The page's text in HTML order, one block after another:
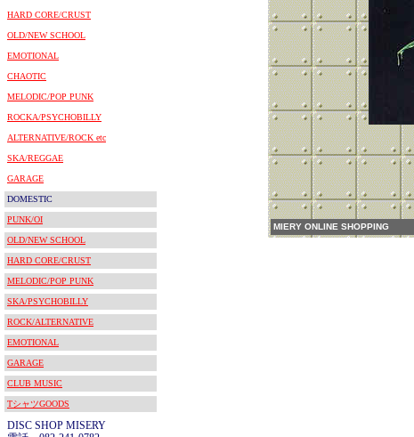
HARD CORE/CRUST
OLD/NEW SCHOOL
EMOTIONAL
CHAOTIC
MELODIC/POP PUNK
ROCKA/PSYCHOBILLY
ALTERNATIVE/ROCK etc
SKA/REGGAE
GARAGE
DOMESTIC
PUNK/OI
OLD/NEW SCHOOL
HARD CORE/CRUST
MELODIC/POP PUNK
SKA/PSYCHOBILLY
ROCK/ALTERNATIVE
EMOTIONAL
GARAGE
CLUB MUSIC
TシャツGOODS
DISC SHOP MISERY
MIERY ONLINE SHOPPING